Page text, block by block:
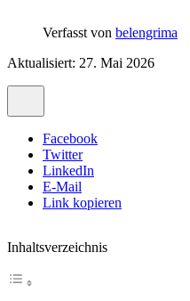
Verfasst von belengrima
Aktualisiert: 27. Mai 2026
Facebook
Twitter
LinkedIn
E-Mail
Link kopieren
Inhaltsverzeichnis